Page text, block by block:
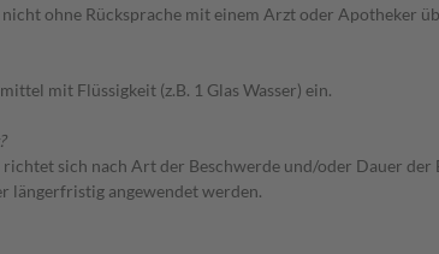
ohne Rücksprache mit einem Arzt oder Apotheker
mit Flüssigkeit (z.B. 1 Glas Wasser) ein.
sich nach Art der Beschwerde und/oder Dauer
längerfristig angewendet werden.